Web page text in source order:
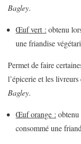
Bagley.
Œuf vert : obtenu
une friandise
Permet de faire
l’épicerie et les
Bagley.
Œuf orange : obtenu
consommé une